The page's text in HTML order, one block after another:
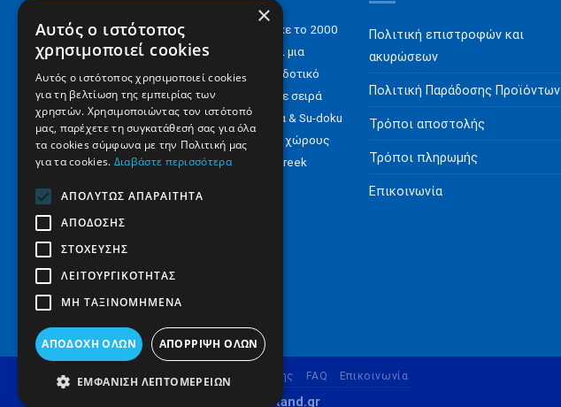
H Digital Content ΑΕ ιδρύθηκε το 2000
και σήμερα έχει να επιδείξει μια
αξιόλογη παρουσία στον εκδοτικό
χώρο με e-books αλλά και με σειρά
περιοδικών για Σταυρόλεξα & Su-doku
αλλά και έντυπα σε άλλους χώρους
όπως το ‘Minimarket‘ ή το ‘Greek
Πολιτική επιστροφών και
ακυρώσεων
Πολιτική Παράδοσης Προϊόντων
Τρόποι αποστολής
Τρόποι πληρωμής
Επικοινωνία
Ποιοι είμαστε Όροι Χρήσης FAQ Επικοινωνία
newsstand.gr
×
Αυτός ο ιστότοπος
χρησιμοποιεί cookies
Αυτός ο ιστότοπος χρησιμοποιεί cookies
για τη βελτίωση της εμπειρίας των
χρηστών. Χρησιμοποιώντας τον ιστότοπό
μας, παρέχετε τη συγκατάθεσή σας για όλα
τα cookies σύμφωνα με την Πολιτική μας
για τα cookies. Διαβάστε περισσότερα
ΑΠΟΛΎΤΩΣ ΑΠΑΡΑΊΤΗΤΑ
ΑΠΌΔΟΣΗΣ
ΣΤΌΧΕΥΣΗΣ
ΛΕΙΤΟΥΡΓΙΚΌΤΗΤΑΣ
ΜΗ ΤΑΞΙΝΟΜΗΜΈΝΑ
ΑΠΟΔΟΧΉ ΌΛΩΝ ΑΠΌΡΡΙΨΗ ΌΛΩΝ
ΕΜΦΆΝΙΣΗ ΛΕΠΤΟΜΕΡΕΙΏΝ